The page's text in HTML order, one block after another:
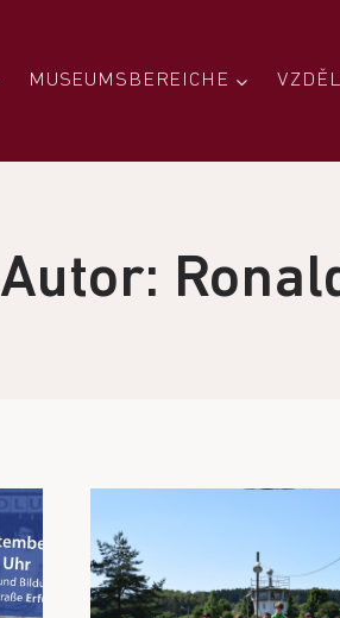
MUSEUMSBEREICHE
Autor: